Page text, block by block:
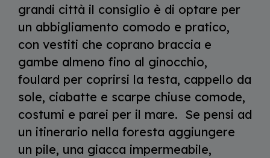
grandi città il consiglio è di optare per
un abbigliamento comodo e pratico,
con vestiti che coprano braccia e
gambe almeno fino al ginocchio,
foulard per coprirsi la testa, cappello da
sole, ciabatte e scarpe chiuse comode,
costumi e parei per il mare. Se pensi ad
un itinerario nella foresta aggiungere
un pile, una giacca impermeabile,